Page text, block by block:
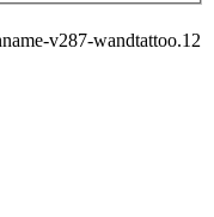
v287-wandtattoo.12